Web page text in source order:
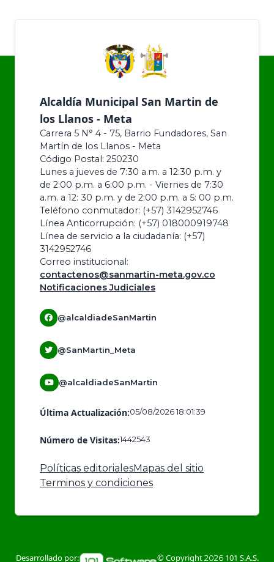
Alcaldía Municipal San Martin de
los Llanos - Meta
Carrera 5 N° 4 - 75, Barrio Fundadores, San
Martín de los Llanos - Meta
Código Postal: 250230
Lunes a jueves de 7:30 a.m. a 12:30 p.m. y
de 2:00 p.m. a 6:00 p.m. - Viernes de 7:30
a.m. a 12: 30 p.m. y de 2:00 p.m. a 5: 00 p.m.
Teléfono conmutador: (+57) 3142952746
Línea Anticorrupción: (+57) 018000919748
Línea de servicio a la ciudadanía: (+57)
3142952746
Correo institucional:
contactenos@sanmartin-meta.gov.co
Notificaciones Judiciales
@alcaldiadeSanMartin
@SanMartin_Meta
@alcaldiadeSanMartin
Última Actualización:05/08/2026 18:01:39
Número de Visitas:1442543
Políticas editorialesMapas del sitio
Terminos y condiciones
Desarrollado por: © Copyright2026101 S.A.S.